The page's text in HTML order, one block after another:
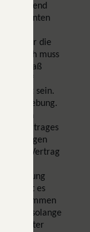
könnten
zu
aber die
Ich muss
auf
sein.
des Vertrages
den Vertrag
gibt es
stimmen
nur solange
Hierunter